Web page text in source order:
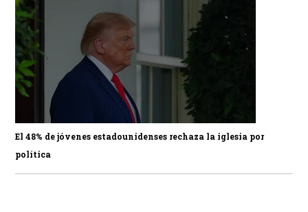
El 48% de jóvenes estadounidenses rechaza la iglesia por
política